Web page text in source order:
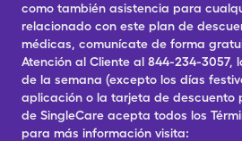
como también asistencia para
relacionado con este plan de
médicas, comunícate de forma
Atención al Cliente al 844-234-3057,
de la semana (excepto los días
aplicación o la tarjeta de descuento
de SingleCare acepta todos los
para más información visita: